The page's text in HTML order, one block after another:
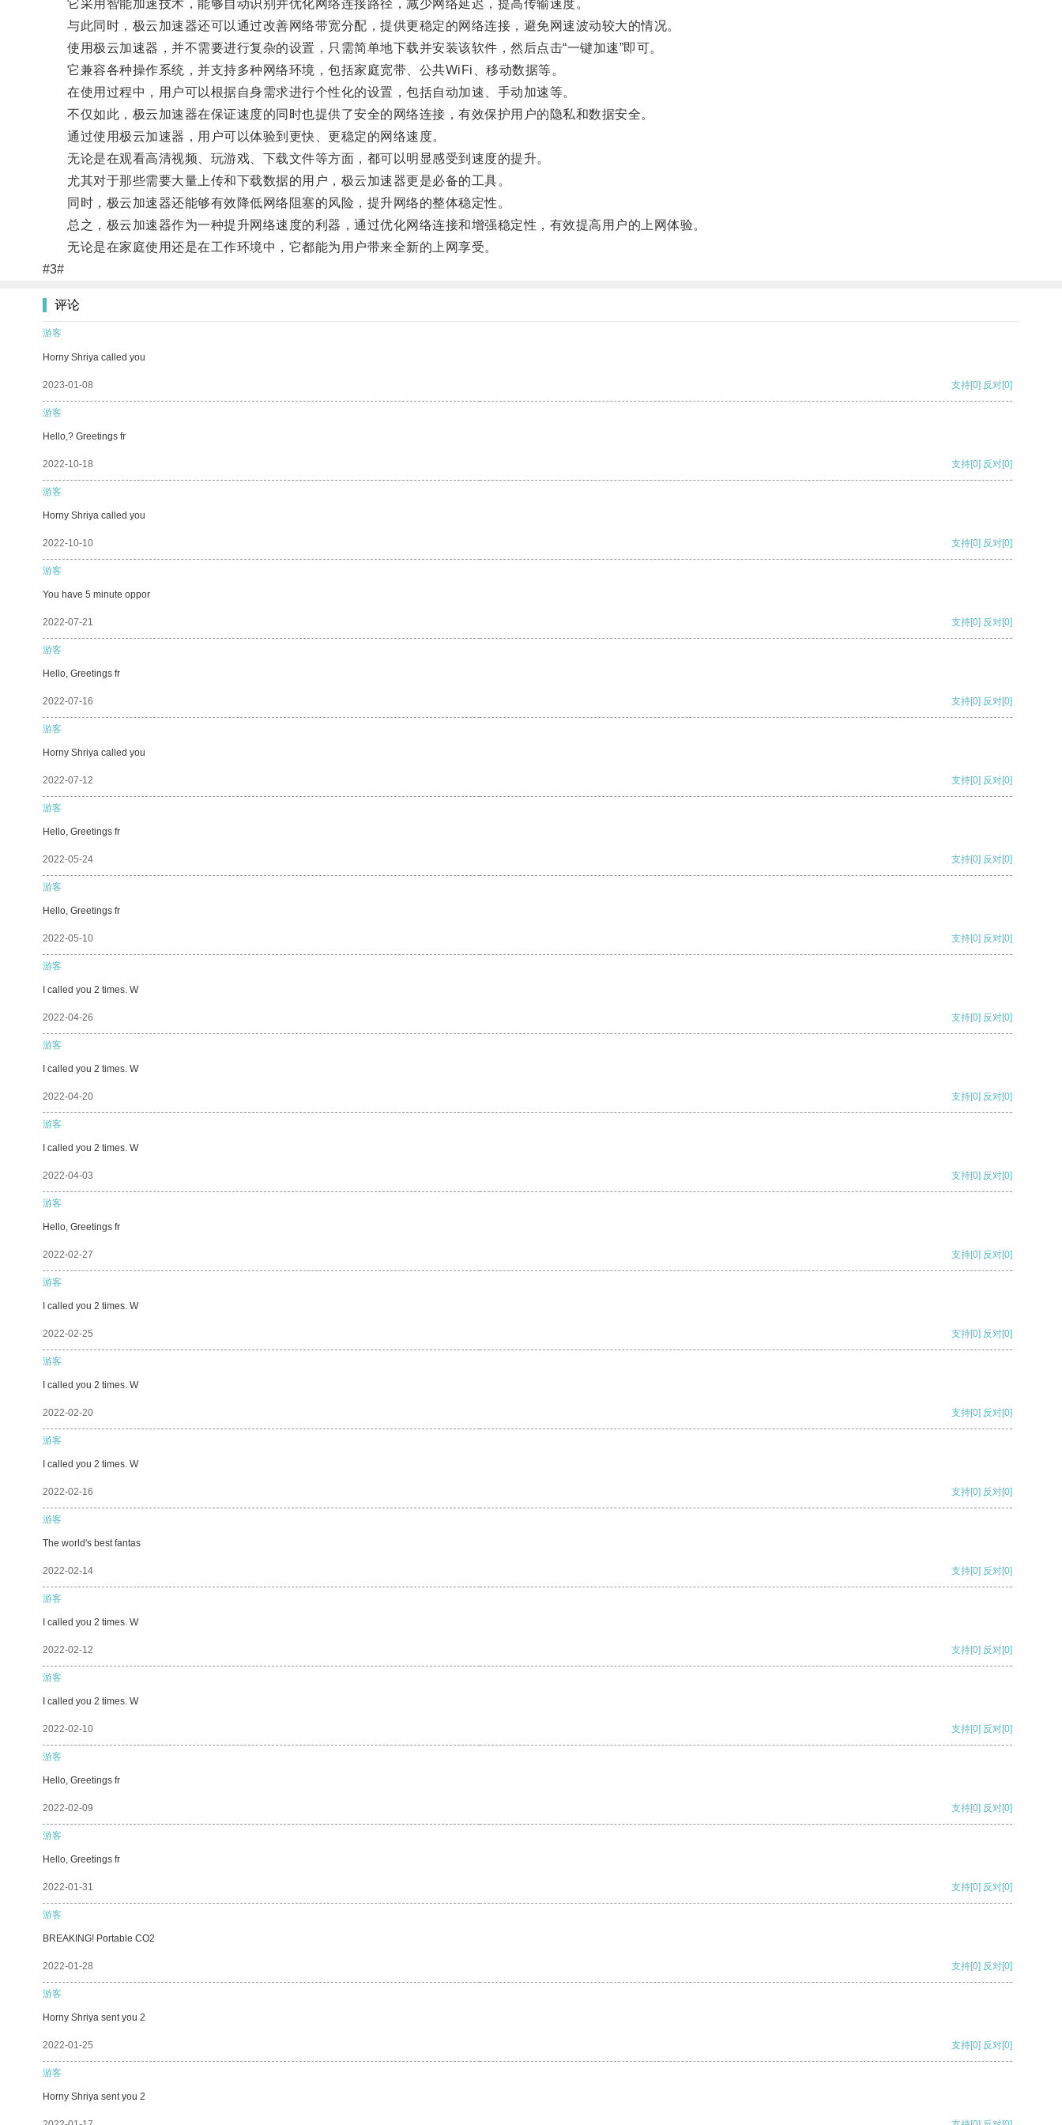
它采用智能加速技术，能够自动识别并优化网络连接路径，减少网络延迟，提高传输速度。
与此同时，极云加速器还可以通过改善网络带宽分配，提供更稳定的网络连接，避免网速波动较大的情况。
使用极云加速器，并不需要进行复杂的设置，只需简单地下载并安装该软件，然后点击“一键加速”即可。
它兼容各种操作系统，并支持多种网络环境，包括家庭宽带、公共WiFi、移动数据等。
在使用过程中，用户可以根据自身需求进行个性化的设置，包括自动加速、手动加速等。
不仅如此，极云加速器在保证速度的同时也提供了安全的网络连接，有效保护用户的隐私和数据安全。
通过使用极云加速器，用户可以体验到更快、更稳定的网络速度。
无论是在观看高清视频、玩游戏、下载文件等方面，都可以明显感受到速度的提升。
尤其对于那些需要大量上传和下载数据的用户，极云加速器更是必备的工具。
同时，极云加速器还能够有效降低网络阻塞的风险，提升网络的整体稳定性。
总之，极云加速器作为一种提升网络速度的利器，通过优化网络连接和增强稳定性，有效提高用户的上网体验。
无论是在家庭使用还是在工作环境中，它都能为用户带来全新的上网享受。
#3#
评论
游客
Horny Shriya called you
2023-01-08 支持[0] 反对[0]
游客
Hello,? Greetings fr
2022-10-18 支持[0] 反对[0]
游客
Horny Shriya called you
2022-10-10 支持[0] 反对[0]
游客
You have 5 minute oppor
2022-07-21 支持[0] 反对[0]
游客
Hello, Greetings fr
2022-07-16 支持[0] 反对[0]
游客
Horny Shriya called you
2022-07-12 支持[0] 反对[0]
游客
Hello, Greetings fr
2022-05-24 支持[0] 反对[0]
游客
Hello, Greetings fr
2022-05-10 支持[0] 反对[0]
游客
I called you 2 times. W
2022-04-26 支持[0] 反对[0]
游客
I called you 2 times. W
2022-04-20 支持[0] 反对[0]
游客
I called you 2 times. W
2022-04-03 支持[0] 反对[0]
游客
Hello, Greetings fr
2022-02-27 支持[0] 反对[0]
游客
I called you 2 times. W
2022-02-25 支持[0] 反对[0]
游客
I called you 2 times. W
2022-02-20 支持[0] 反对[0]
游客
I called you 2 times. W
2022-02-16 支持[0] 反对[0]
游客
The world's best fantas
2022-02-14 支持[0] 反对[0]
游客
I called you 2 times. W
2022-02-12 支持[0] 反对[0]
游客
I called you 2 times. W
2022-02-10 支持[0] 反对[0]
游客
Hello, Greetings fr
2022-02-09 支持[0] 反对[0]
游客
Hello, Greetings fr
2022-01-31 支持[0] 反对[0]
游客
BREAKING! Portable CO2
2022-01-28 支持[0] 反对[0]
游客
Horny Shriya sent you 2
2022-01-25 支持[0] 反对[0]
游客
Horny Shriya sent you 2